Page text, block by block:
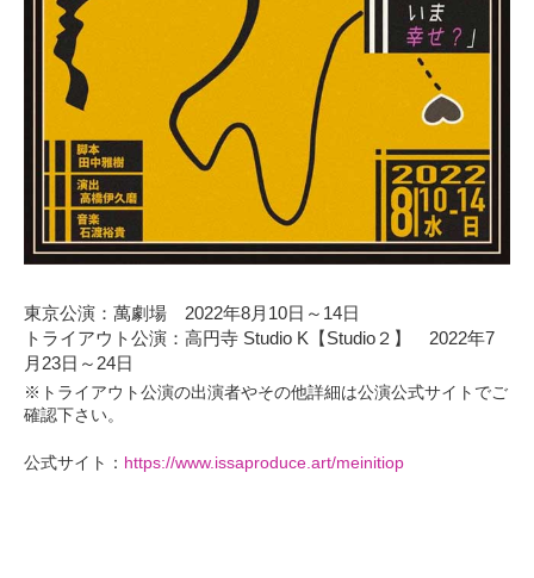
東京公演：萬劇場 2022年8月10日～14日
トライアウト公演：高円寺 Studio K【Studio２】 2022年7
月23日～24日
※トライアウト公演の出演者やその他詳細は公演公式サイトでご
確認下さい。
公式サイト： https://www.issaproduce.art/meinitiop